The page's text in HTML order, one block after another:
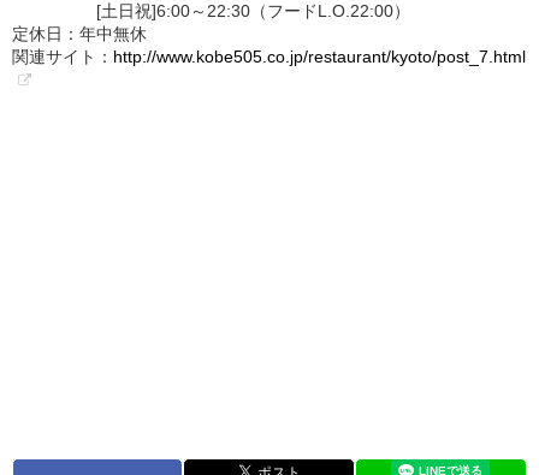
[土日祝]6:00～22:30（フードL.O.22:00）
定休日：年中無休
関連サイト： http://www.kobe505.co.jp/restaurant/kyoto/post_7.html